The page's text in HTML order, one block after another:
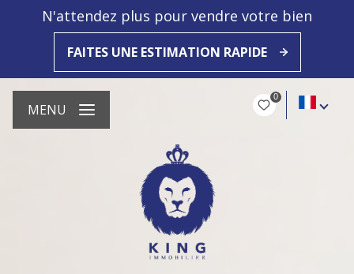
N'attendez plus pour vendre votre bien
FAITES UNE ESTIMATION RAPIDE
0
MENU